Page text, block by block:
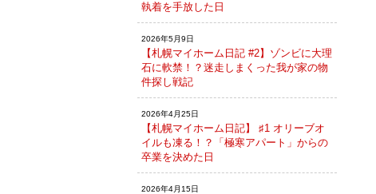
執着を手放した日
2026年5月9日
【札幌マイホーム日記 #2】ゾンビに大理
石に軟禁！？迷走しまくった我が家の物
件探し戦記
2026年4月25日
【札幌マイホーム日記】 ♯1 オリーブオ
イルも凍る！？「極寒アパート」からの
卒業を決めた日
2026年4月15日